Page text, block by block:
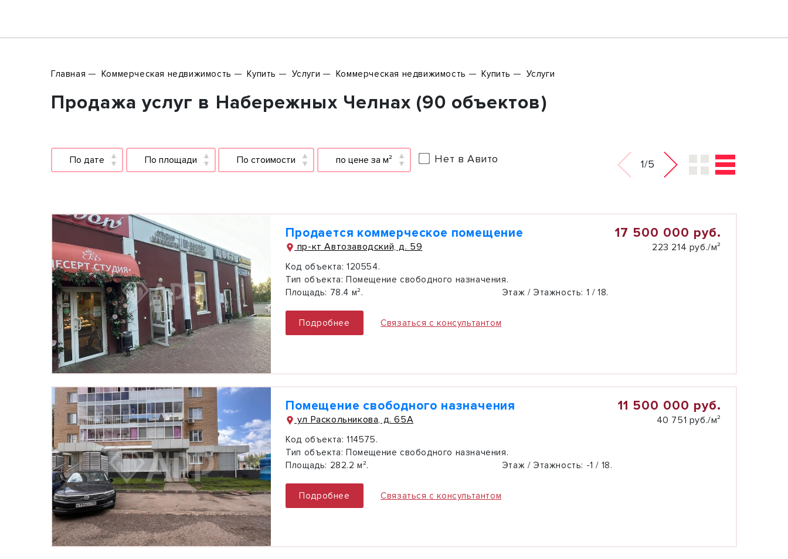
Главная Коммерческая недвижимость Купить Услуги Коммерческая недвижимость Купить Услуги
Продажа услуг в Набережных Челнах (90 объектов)
По дате По площади По стоимости по цене за м² Нет в Авито 1/5
Продается коммерческое помещение
пр-кт Автозаводский, д. 59
17 500 000 руб.
223 214 руб./м²
Код объекта: 120554.
Тип объекта: Помещение свободного назначения.
Площадь: 78.4 м². Этаж / Этажность: 1 / 18.
Подробнее Связаться с консультантом
Помещение свободного назначения
ул Раскольникова, д. 65А
11 500 000 руб.
40 751 руб./м²
Код объекта: 114575.
Тип объекта: Помещение свободного назначения.
Площадь: 282.2 м². Этаж / Этажность: -1 / 18.
Подробнее Связаться с консультантом